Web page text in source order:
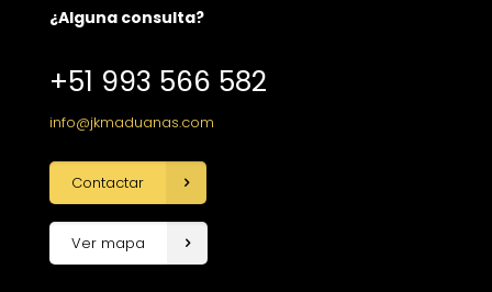
¿Alguna consulta?
+51 993 566 582
info@jkmaduanas.com
Contactar
Ver mapa